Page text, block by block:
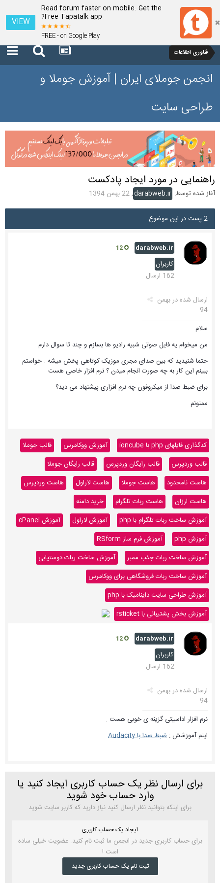
Read forum faster on mobile. Get the
Free Tapatalk app?
FREE - on Google Play
VIEW
فناوری اطلاعات
انجمن جوملای ایران | آموزش جوملا و
طراحی سایت
راهنمایی در مورد ایجاد پادکست
آغاز شده توسط: darabweb.ir
,22 بهمن 1394
2 پست در این موضوع
darabweb.ir
کاربران
162 ارسال
ارسال شده دربهمن
94
سلام
من میخوام یه فایل صوتی شبیه رادیو ها بسازم و چند تا سوال دارم
حتما شنیدید که بین صدای مجری موزیک کوتاهی پخش میشه . خواستم
ببینم این کار به چه صورت انجام میدن ؟ نرم افزار خاصی هست
برای ضبط صدا از میکروفون چه نرم افزاری پیشنهاد می دید؟
ممنونم
کدگذاری فایلهای php با ioncube آموزش ووکامرس
قالب جوملا
قالب وردپرس
قالب رایگان وردپرس
قالب رایگان جوملا
هاست نامحدود
هاست جوملا هاست لاراول
هاست وردپرس
هاست ارزان
هاست ربات تلگرام
خرید دامنه
آموزش ساخت ربات تلگرام با php
آموزش لاراول
آموزش cPanel
آموزش php
آموزش فرم ساز RSform
آموزش ساخت ربات جذب ممبر
آموزش ساخت ربات دوستیابی
آموزش ساخت ربات فروشگاهی برای ووکامرس
آموزش طراحی سایت داینامیک با php
آموزش بخش پشتیبانی با rsticket
darabweb.ir
کاربران
162 ارسال
ارسال شده دربهمن
94
نرم افزار اداسیتی گزینه ی خوبی هست .
اینم آموزشش : ضبط صدا با Audacity
برای ارسال نظر یک حساب کاربری ایجاد کنید یا
وارد حساب خود شوید
برای اینکه بتوانید نظر ارسال کنید نیاز دارید که کاربر سایت شوید
ایجاد یک حساب کاربری
برای حساب کاربری جدید در انجمن ما ثبت نام کنید. عضویت خیلی ساده
است !
ثبت نام یک حساب کاربری جدید